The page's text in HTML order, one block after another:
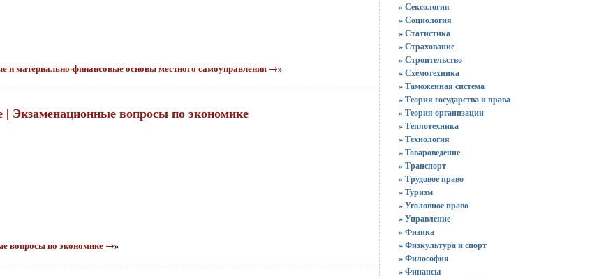
и материально-финансовые основы местного самоуправления →»
Экзаменационные вопросы по экономике
вопросы по экономике →»
» Сексология
» Социология
» Статистика
» Страхование
» Строительство
» Схемотехника
» Таможенная система
» Теория государства и права
» Теория организации
» Теплотехника
» Технология
» Товароведение
» Транспорт
» Трудовое право
» Туризм
» Уголовное право
» Управление
» Физика
» Физкультура и спорт
» Философия
» Финансы